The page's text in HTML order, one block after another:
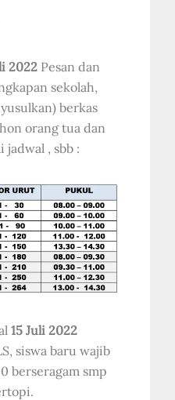
2022 Pesan dan
sekolah,
berkas
orang tua dan
jadwal , sbb :
15 Juli 2022
siswa baru wajib
berseragam smp